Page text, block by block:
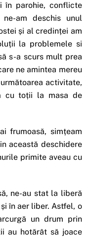
parohie, conflicte
am deschis unul
și al credinței am
la problemele si
s-a scurs mult prea
ne amintea mereu
activitate,
cu toții la masa de
frumoasă, simțeam
această deschidere
primite aveau cu
ne-au stat la liberă
în aer liber. Astfel, o
un drum prin
au hotărât să joace